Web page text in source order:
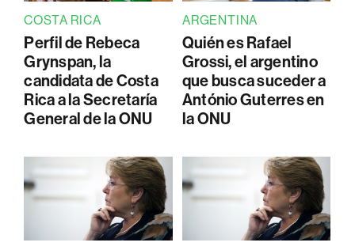
COSTA RICA
Perfil de Rebeca
Grynspan, la
candidata de Costa
Rica a la Secretaría
General de la ONU
ARGENTINA
Quién es Rafael
Grossi, el argentino
que busca suceder a
António Guterres en
la ONU